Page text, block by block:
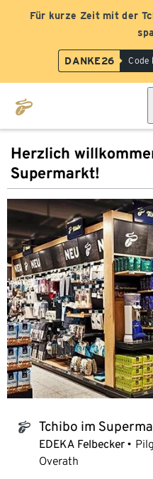
Für kurze Zeit mit der
DANKE26 Code
Herzlich
Supermarkt!
tchibo_logo Tchibo im
EDEKA Felbecker
Overath